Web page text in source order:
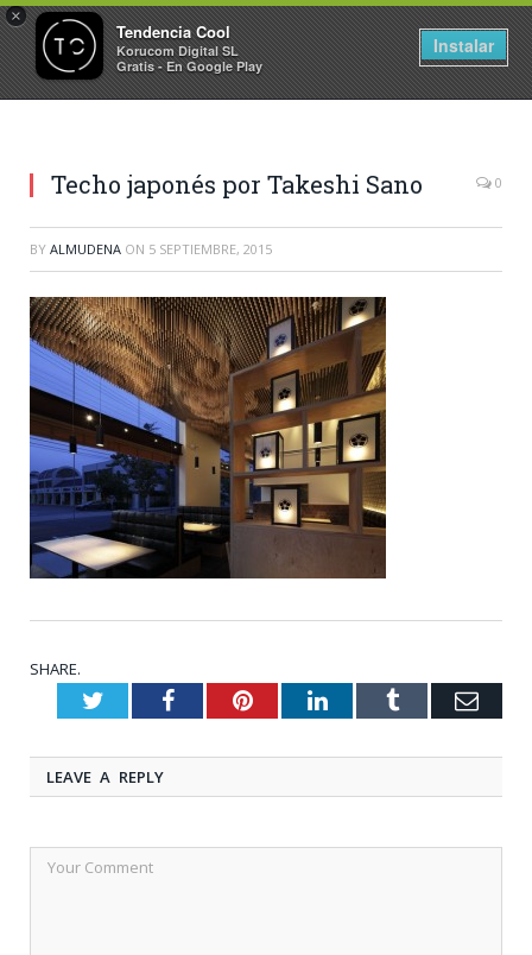
×
Tendencia Cool
Korucom Digital SL
Gratis - En Google Play
Instalar
Techo japonés por Takeshi Sano 0
BY ALMUDENA ON 5 SEPTIEMBRE, 2015
SHARE.
TwitterFacebookPinterestLinkedInTumblr
LEAVE A REPLY